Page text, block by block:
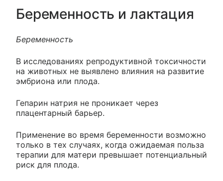
Беременность и лактация
Беременность
В исследованиях репродуктивной токсичности
на животных не выявлено влияния на развитие
эмбриона или плода.
Гепарин натрия не проникает через
плацентарный барьер.
Применение во время беременности возможно
только в тех случаях, когда ожидаемая польза
терапии для матери превышает потенциальный
риск для плода.